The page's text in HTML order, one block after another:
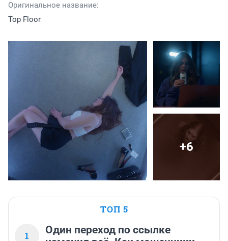
Оригинальное название:
Top Floor
+6
ТОП 5
1
Один переход по ссылке